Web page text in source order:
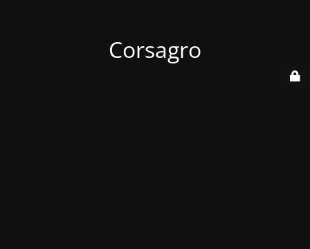
Corsagro